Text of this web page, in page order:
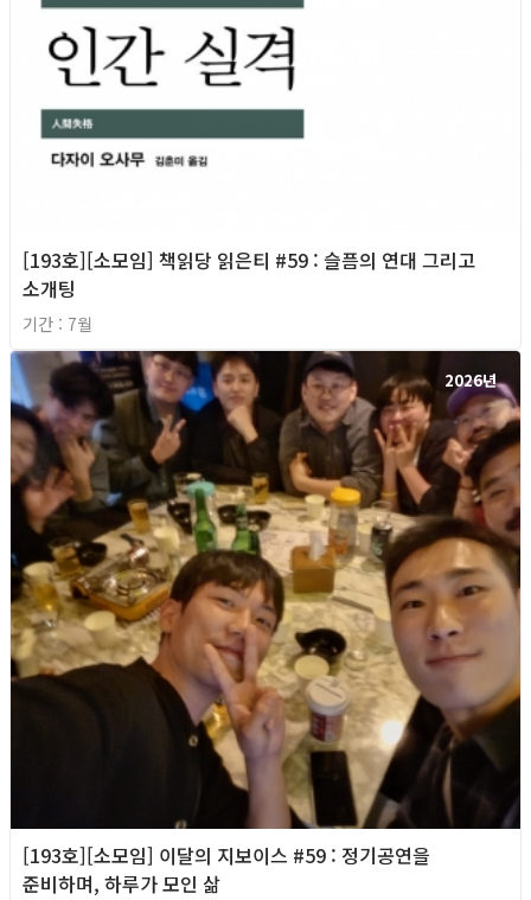
[193호][소모임] 책읽당 읽은티 #59 : 슬픔의 연대 그리고
소개팅
기간 : 7월
2026년
[193호][소모임] 이달의 지보이스 #59 : 정기공연을
준비하며, 하루가 모인 삶